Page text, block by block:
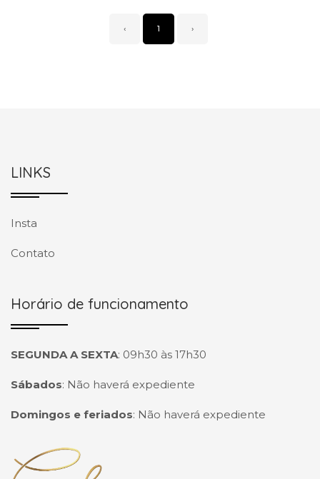
‹ 1 ›
LINKS
Insta
Contato
Horário de funcionamento
SEGUNDA A SEXTA: 09h30 às 17h30
Sábados: Não haverá expediente
Domingos e feriados: Não haverá expediente
Página inicial